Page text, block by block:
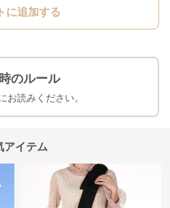
に追加する
のルール
お読みください。
アイテム